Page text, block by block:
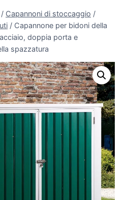
/ Capannoni di stoccaggio /
/ Capannone per bidoni della
doppia porta e
spazzatura